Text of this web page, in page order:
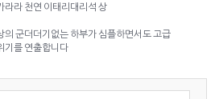
라라 천연 이태리대리석 상
의 군더더기없는 하부가 심플하면서도 고급
기를 연출합니다